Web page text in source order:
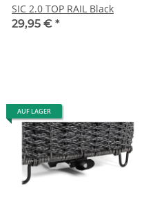
SIC 2.0 TOP RAIL Black
29,95 € *
AUF LAGER